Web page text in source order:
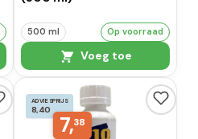
500 ml Op voorraad
Voeg toe
ADVIESPRIJS
8,40
7,38